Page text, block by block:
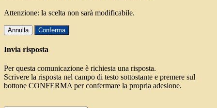
Attenzione: la scelta non sarà modificabile.
Annulla Conferma
Invia risposta
Per questa comunicazione è richiesta una risposta.
Scrivere la risposta nel campo di testo sottostante e premere sul
bottone CONFERMA per confermare la propria adesione.